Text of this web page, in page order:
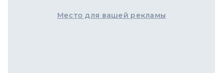
Место для вашей рекламы